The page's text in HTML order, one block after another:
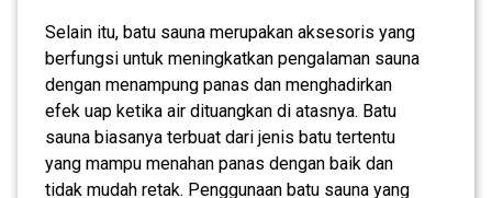
Selain itu, batu sauna merupakan aksesoris yang
berfungsi untuk meningkatkan pengalaman sauna
dengan menampung panas dan menghadirkan
efek uap ketika air dituangkan di atasnya. Batu
sauna biasanya terbuat dari jenis batu tertentu
yang mampu menahan panas dengan baik dan
tidak mudah retak. Penggunaan batu sauna yang